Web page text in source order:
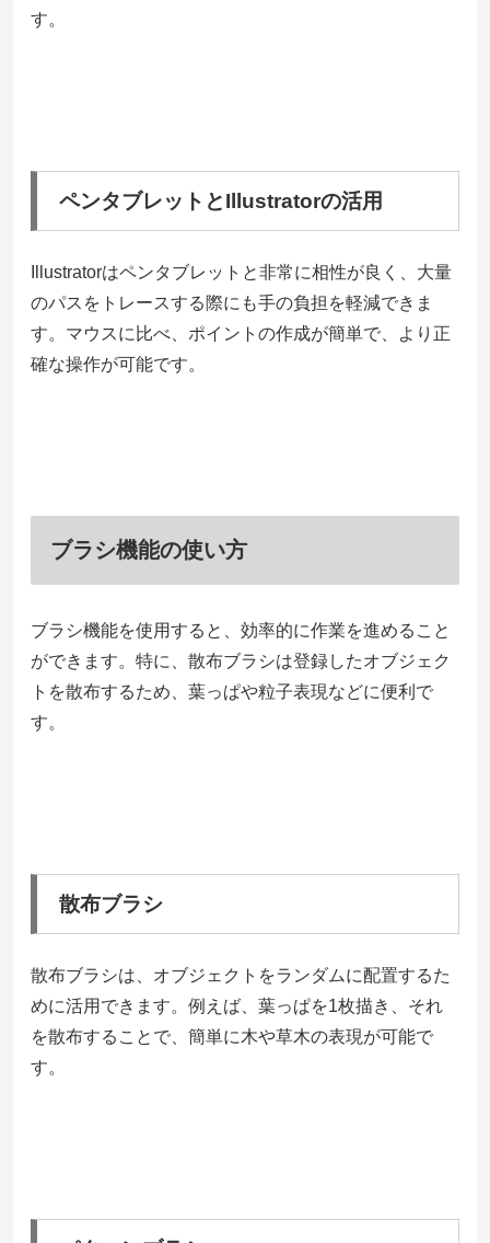
す。
ペンタブレットとIllustratorの活用
Illustratorはペンタブレットと非常に相性が良く、大量
のパスをトレースする際にも手の負担を軽減できま
す。マウスに比べ、ポイントの作成が簡単で、より正
確な操作が可能です。
ブラシ機能の使い方
ブラシ機能を使用すると、効率的に作業を進めること
ができます。特に、散布ブラシは登録したオブジェク
トを散布するため、葉っぱや粒子表現などに便利で
す。
散布ブラシ
散布ブラシは、オブジェクトをランダムに配置するた
めに活用できます。例えば、葉っぱを1枚描き、それ
を散布することで、簡単に木や草木の表現が可能で
す。